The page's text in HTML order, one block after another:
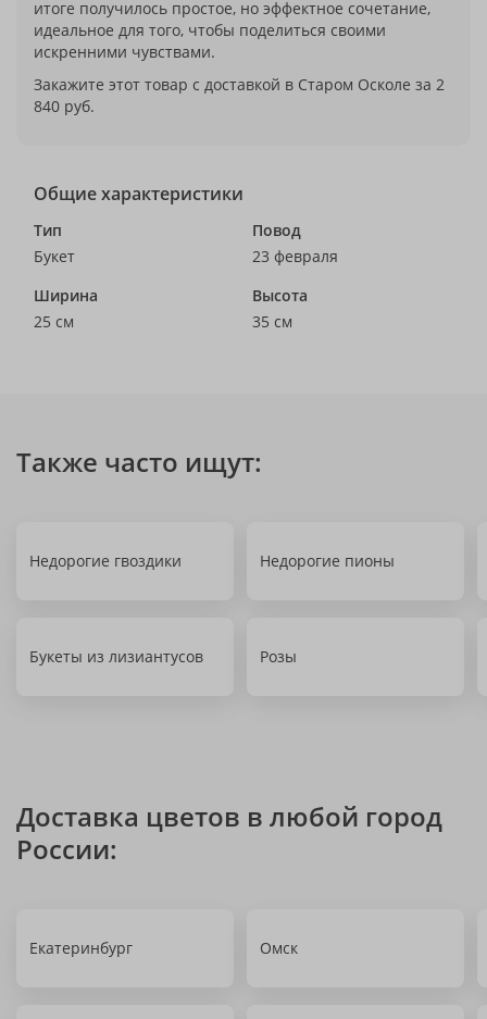
итоге получилось простое, но эффектное сочетание,
идеальное для того, чтобы поделиться своими
искренними чувствами.
Закажите этот товар с доставкой в Старом Осколе за 2
840 руб.
Общие характеристики
Тип
Букет
Повод
23 февраля
Ширина
25 см
Высота
35 см
Также часто ищут:
Недорогие гвоздики Недорогие пионы
Букеты из лизиантусов Розы
Доставка цветов в любой город
России:
Екатеринбург Омск